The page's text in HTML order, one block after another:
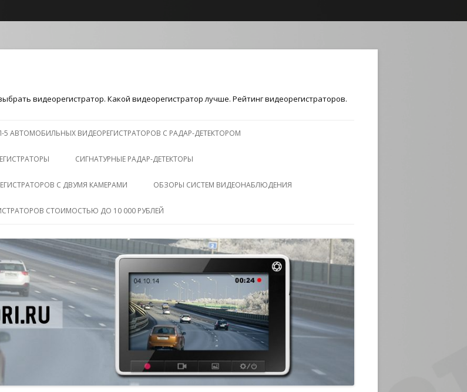
видеорегистратор. Какой видеорегистратор лучше. Рейтинг видеорегистраторов.
5 АВТОМОБИЛЬНЫХ ВИДЕОРЕГИСТРАТОРОВ С РАДАР-ДЕТЕКТОРОМ
СИГНАТУРНЫЕ РАДАР-ДЕТЕКТОРЫ
С ДВУМЯ КАМЕРАМИ ОБЗОРЫ СИСТЕМ ВИДЕОНАБЛЮДЕНИЯ
СТОИМОСТЬЮ ДО 10 000 РУБЛЕЙ